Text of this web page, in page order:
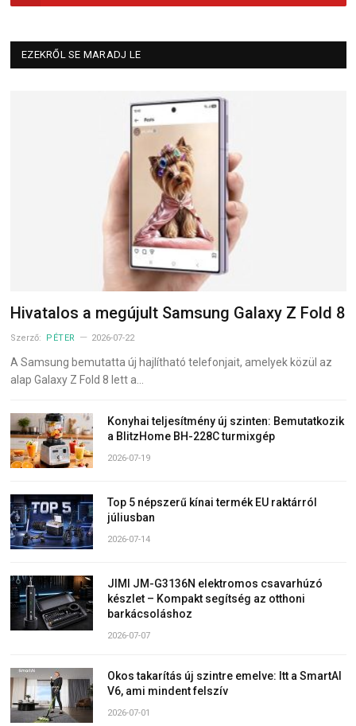
EZEKRŐL SE MARADJ LE
Hivatalos a megújult Samsung Galaxy Z Fold 8
Szerző: PÉTER 2026-07-22
A Samsung bemutatta új hajlítható telefonjait, amelyek közül az
alap Galaxy Z Fold 8 lett a…
Konyhai teljesítmény új szinten: Bemutatkozik
a BlitzHome BH-228C turmixgép
2026-07-19
Top 5 népszerű kínai termék EU raktárról
júliusban
2026-07-14
JIMI JM-G3136N elektromos csavarhúzó
készlet – Kompakt segítség az otthoni
barkácsoláshoz
2026-07-07
Okos takarítás új szintre emelve: Itt a SmartAI
V6, ami mindent felszív
2026-07-01